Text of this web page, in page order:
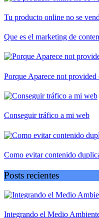
Tu producto online no se
Que es el marketing de
Porque Aparece not
Conseguir tráfico a mi web
Como evitar contenido
Posts recientes
Integrando el Medio